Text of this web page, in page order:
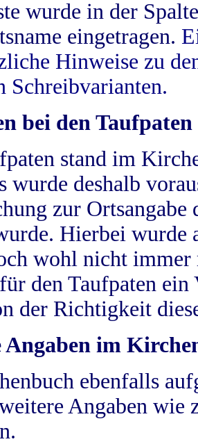
wurde in der
eingetragen.
Hinweise zu
Schreibvarianten.
bei den Taufpaten
stand im
wurde deshalb
zur
Hierbei wurde
wohl nicht
den Taufpaten
der Richtigkeit
Angaben im
ebenfalls
Angaben wie